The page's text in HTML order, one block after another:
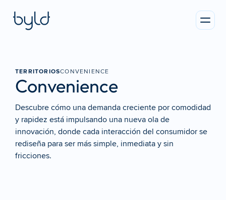
TERRITORIOSCONVENIENCE
Convenience
Descubre cómo una demanda creciente por comodidad
y rapidez está impulsando una nueva ola de
innovación, donde cada interacción del consumidor se
rediseña para ser más simple, inmediata y sin
fricciones.